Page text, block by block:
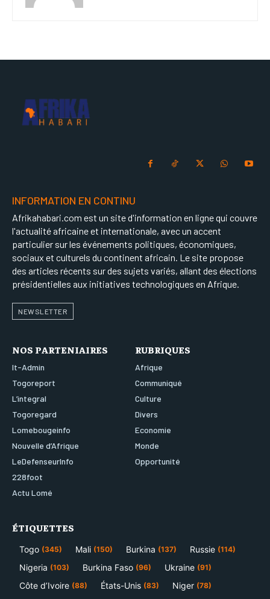
INFORMATION EN CONTINU
Afrikahabari.com est un site d'information en ligne qui couvre
l'actualité africaine et internationale, avec un accent
particulier sur les événements politiques, économiques,
sociaux et culturels du continent africain. Le site propose
des articles récents sur des sujets variés, allant des élections
présidentielles aux initiatives technologiques en Afrique.
NEWSLETTER
NOS PARTENIAIRES
It-Admin
Togoreport
L’integral
Togoregard
Lomebougeinfo
Nouvelle d’Afrique
LeDefenseurInfo
228foot
Actu Lomé
RUBRIQUES
Afrique
Communiqué
Culture
Divers
Economie
Monde
Opportunité
ÉTIQUETTES
Togo (345) Mali (150) Burkina (137) Russie (114)
Nigeria (103) Burkina Faso (96) Ukraine (91)
Côte d’Ivoire (88) États-Unis (83) Niger (78)